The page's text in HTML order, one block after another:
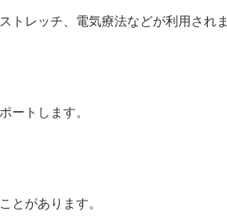
トレッチ、電気療法などが利用されま
ートします。
とがあります。